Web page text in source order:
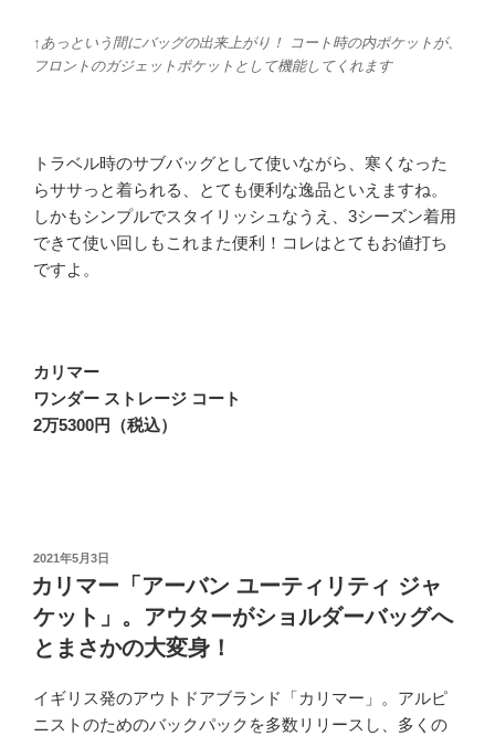
↑あっという間にバッグの出来上がり！ コート時の内ポケットが、
フロントのガジェットポケットとして機能してくれます
トラベル時のサブバッグとして使いながら、寒くなった
らササっと着られる、とても便利な逸品といえますね。
しかもシンプルでスタイリッシュなうえ、3シーズン着用
できて使い回しもこれまた便利！コレはとてもお値打ち
ですよ。
カリマー
ワンダー ストレージ コート
2万5300円（税込）
投
稿
日:
2021年5月3日
カリマー「アーバン ユーティリティ ジャ
ケット」。アウターがショルダーバッグへ
とまさかの大変身！
イギリス発のアウトドアブランド「カリマー」。アルピ
ニストのためのバックパックを多数リリースし、多くの